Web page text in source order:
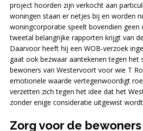
project hoorden zijn verkocht aan
woningen staan er netjes bij en worden
woningcorporatie speelt bovendien geen
tweetal belangrijke rapporten krijgt van
Daarvoor heeft hij een WOB-verzoek
gaat ook bezwaar aantekenen tegen het
bewoners van Westervoort voor wie T
emotionele waarde vertegenwoordigt
verzetten zich tegen het idee dat het
zonder enige consideratie uitgewist
Zorg voor de bewoners